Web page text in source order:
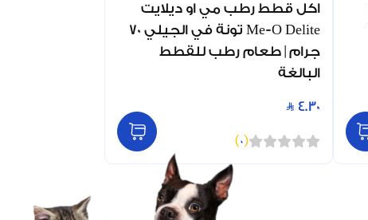
اكل قطط رطب مي او ديلايت
Me-O Delite تونة في الجيلي 70
جرام | طعام رطب للقطط
البالغة
4.30
(
0
)